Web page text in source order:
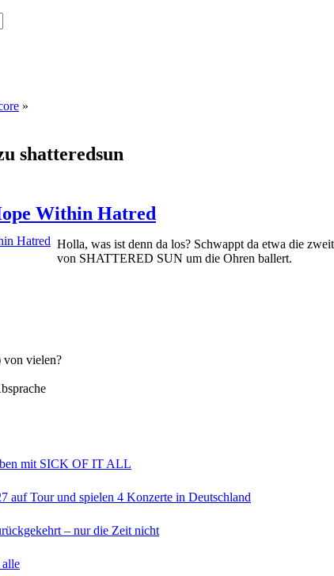
»
shatteredsun
Within Hatred
Holla, was ist denn da los? Schwappt da etwa die
von SHATTERED SUN um die Ohren ballert.
von vielen?
mit SICK OF IT ALL
Tour und spielen 4 Konzerte in Deutschland
– nur die Zeit nicht